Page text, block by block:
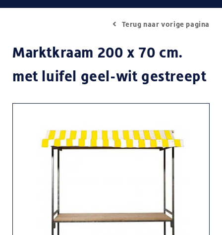
Terug naar vorige pagina
Marktkraam 200 x 70 cm.
met luifel geel-wit gestreept